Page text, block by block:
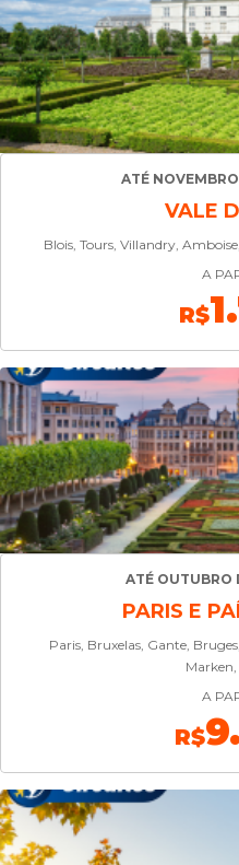
ATÉ
VALE
Blois, Tours, Villandry,
A
R$
ATÉ OUTUBRO
PARIS E
Paris, Bruxelas, Gante,
A
R$